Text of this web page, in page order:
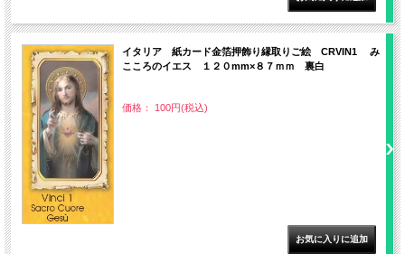
イタリア 紙カード金箔押飾り縁取りご絵 CRVIN1 み
こころのイエス １２０mm×８７ｍｍ 裏白
価格： 100円(税込)